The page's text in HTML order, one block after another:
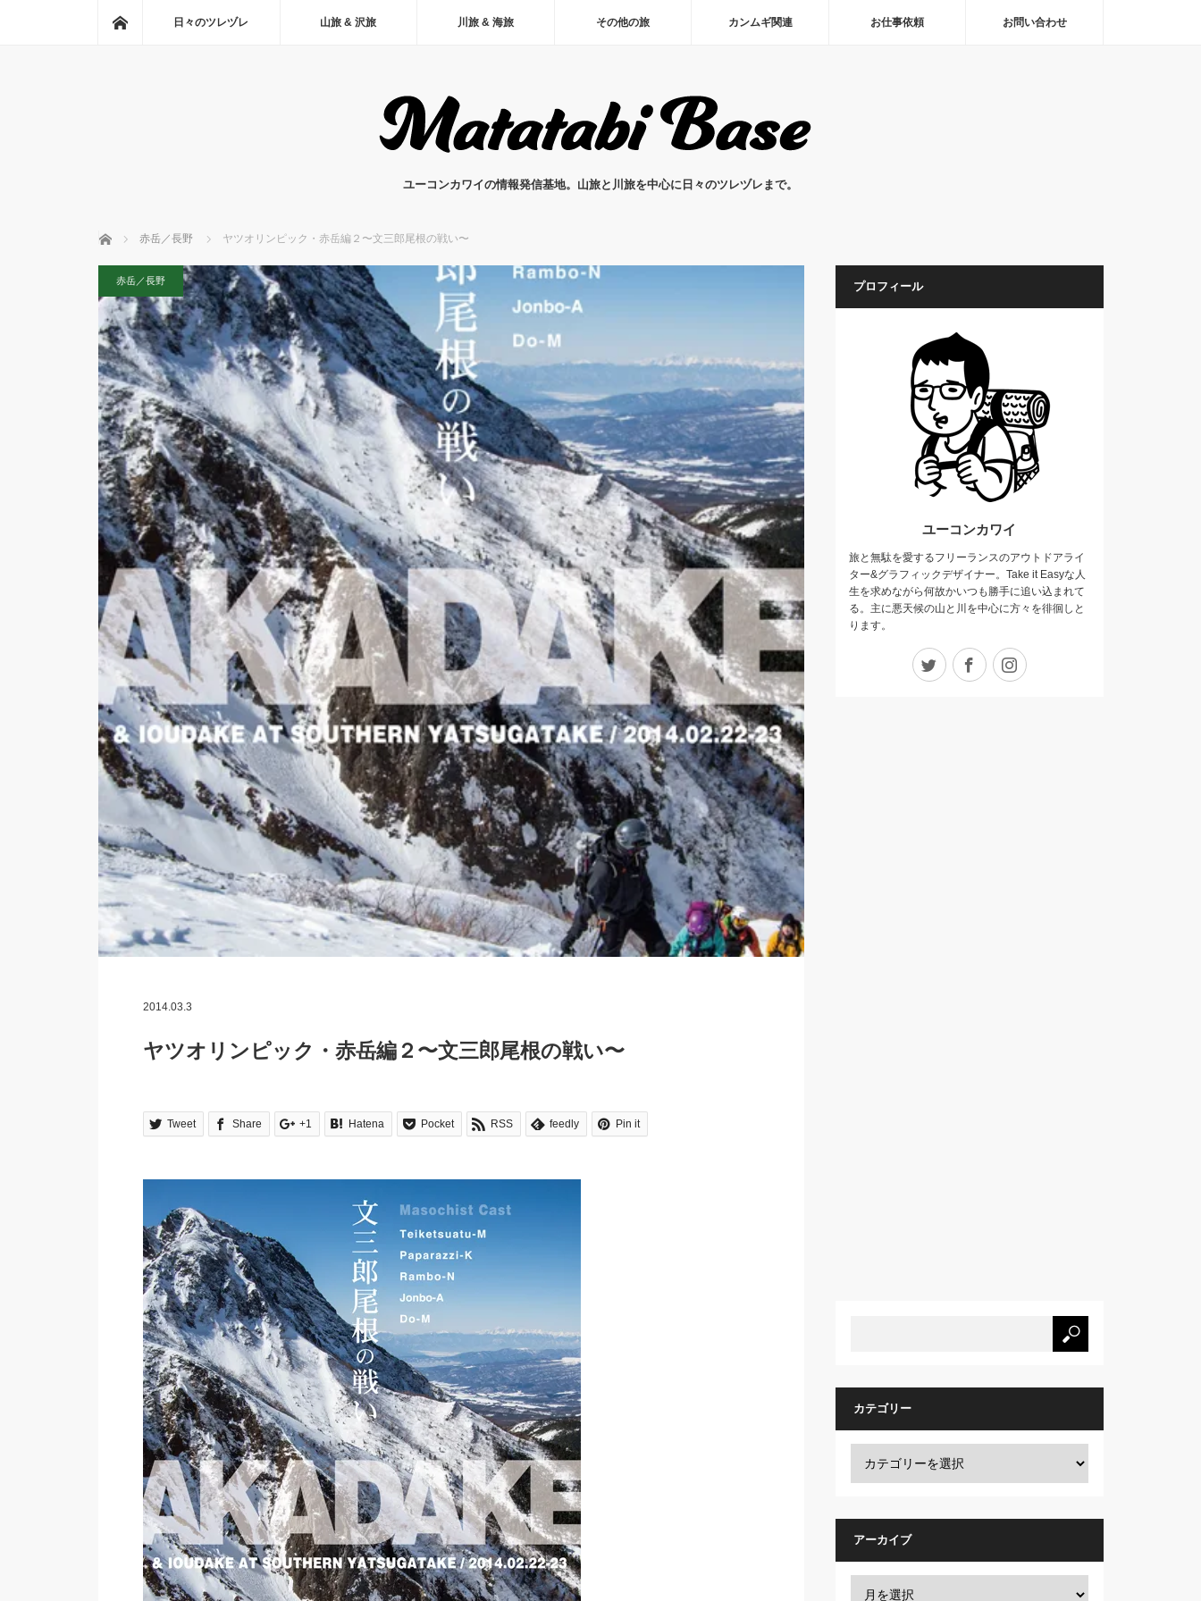
ホーム日々のツレヅレ 山旅 & 沢旅 川旅 & 海旅 その他の旅 カンムギ関連 お仕事依頼 お問い合わせ
ユーコンカワイの情報発信基地。山旅と川旅を中心に日々のツレヅレまで。
ホーム 赤岳／長野 ヤツオリンピック・赤岳編２〜文三郎尾根の戦い〜
赤岳／長野
2014.03.3
ヤツオリンピック・赤岳編２〜文三郎尾根の戦い〜
Tweet Share +1 Hatena Pocket RSS feedly Pin it
プロフィール
ユーコンカワイ
旅と無駄を愛するフリーランスのアウトドアライ
ター&グラフィックデザイナー。Take it Easyな人
生を求めながら何故かいつも勝手に追い込まれて
る。主に悪天候の山と川を中心に方々を徘徊しと
ります。
Twitter Facebook
カテゴリー
アーカイブ